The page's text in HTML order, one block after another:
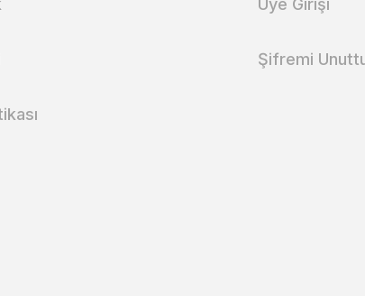
Üye Girişi
Şifremi